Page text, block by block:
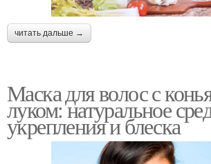
читать дальше →
Маска для волос с
луком: натуральное
укрепления и блеска